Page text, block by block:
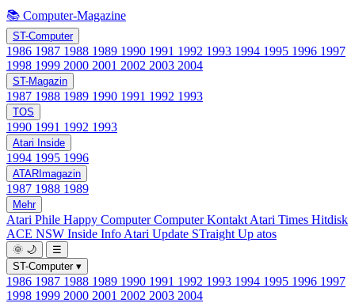
📚 Computer-Magazine
ST-Computer
1986 1987 1988 1989 1990 1991 1992 1993 1994 1995 1996 1997
1998 1999 2000 2001 2002 2003 2004
ST-Magazin
1987 1988 1989 1990 1991 1992 1993
TOS
1990 1991 1992 1993
Atari Inside
1994 1995 1996
ATARImagazin
1987 1988 1989
Mehr
Atari Phile Happy ComputerComputer Kontakt Atari Times Hitdisk
ACE NSW Inside Info Atari Update STraight Up atos
🌞 🌙
☰
ST-Computer ▾
1986 1987 1988 1989 1990 1991 1992 1993 1994 1995 1996 1997
1998 1999 2000 2001 2002 2003 2004